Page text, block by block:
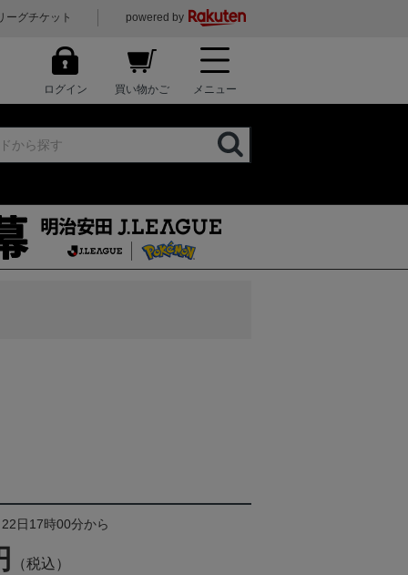
ーグチケット powered by
ログイン 買い物かご メニュー
日17時00分から
（税込）